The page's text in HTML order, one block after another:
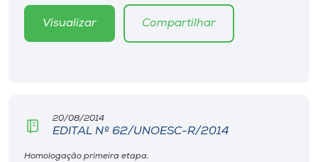
Visualizar Compartilhar
20/08/2014
EDITAL Nº 62/UNOESC-R/2014
Homologação primeira etapa.